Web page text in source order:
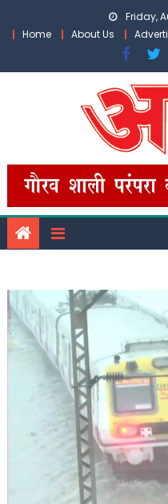
Friday,
Home
About Us